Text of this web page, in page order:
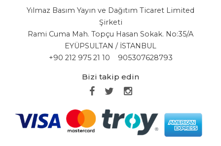
Yılmaz Basım Yayın ve Dağıtım Ticaret Limited
Şirketi
Rami Cuma Mah. Topçu Hasan Sokak. No:35/A
EYÜPSULTAN / İSTANBUL
+90 212 975 21 10
905307628793
Bizi takip edin